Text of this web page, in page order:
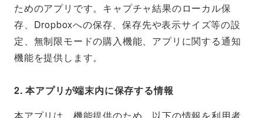
ためのアプリです。キャプチャ結果のローカル保
存、Dropboxへの保存、保存先や表示サイズ等の設
定、無制限モードの購入機能、アプリに関する通知
機能を提供します。
2. 本アプリが端末内に保存する情報
本アプリは、機能提供のため、以下の情報を利用者